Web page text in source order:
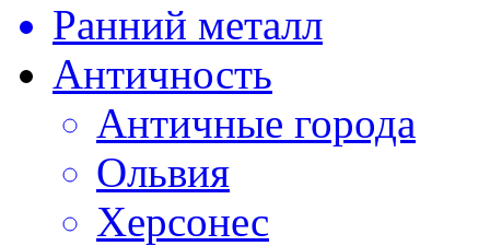
Ранний металл
Античность
Античные города
Ольвия
Херсонес